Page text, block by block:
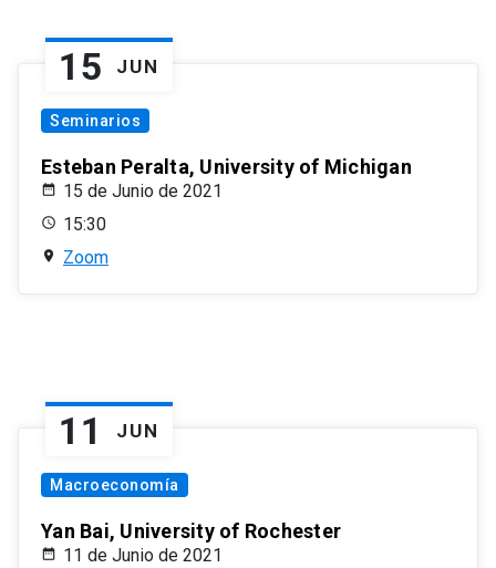
15 JUN
Seminarios
Esteban Peralta, University of Michigan
15 de Junio de 2021
15:30
Zoom
11 JUN
Macroeconomía
Yan Bai, University of Rochester
11 de Junio de 2021